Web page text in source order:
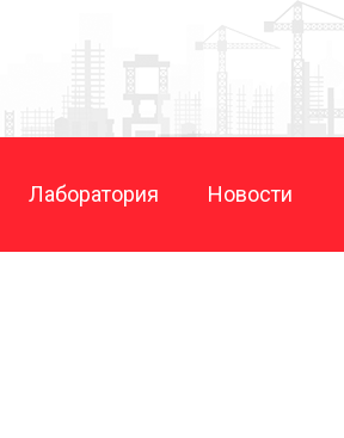
Лаборатория Новости